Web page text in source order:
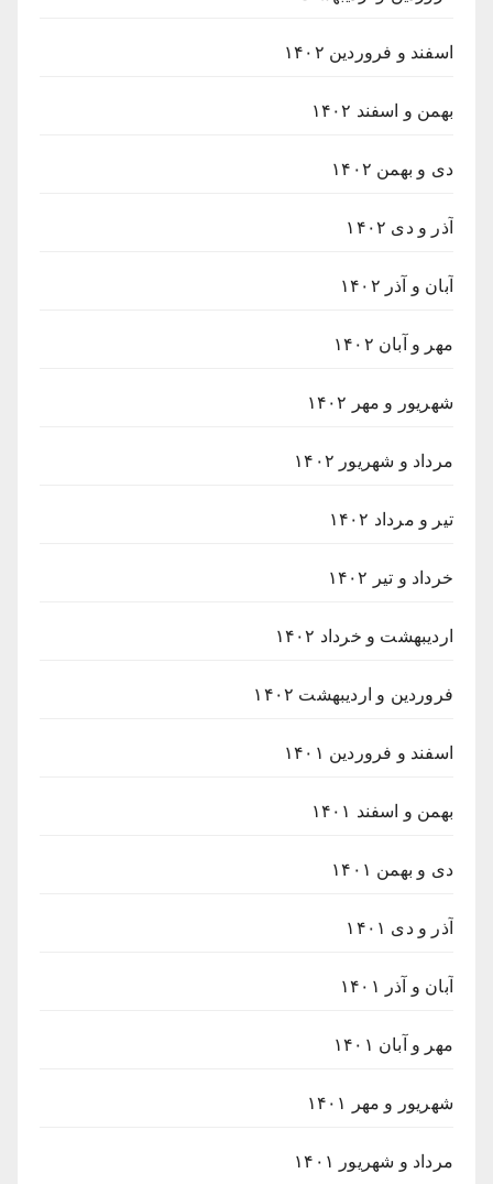
اسفند و فروردین ۱۴۰۲
بهمن و اسفند ۱۴۰۲
دی و بهمن ۱۴۰۲
آذر و دی ۱۴۰۲
آبان و آذر ۱۴۰۲
مهر و آبان ۱۴۰۲
شهریور و مهر ۱۴۰۲
مرداد و شهریور ۱۴۰۲
تیر و مرداد ۱۴۰۲
خرداد و تیر ۱۴۰۲
اردیبهشت و خرداد ۱۴۰۲
فروردین و اردیبهشت ۱۴۰۲
اسفند و فروردین ۱۴۰۱
بهمن و اسفند ۱۴۰۱
دی و بهمن ۱۴۰۱
آذر و دی ۱۴۰۱
آبان و آذر ۱۴۰۱
مهر و آبان ۱۴۰۱
شهریور و مهر ۱۴۰۱
مرداد و شهریور ۱۴۰۱